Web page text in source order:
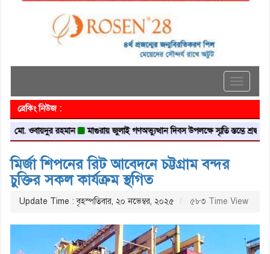
Toggle
ব্রেকিং নিউজ :
রহমান মাগুরায় জুলাই গণঅভ্যুত্থান দিবস উপলক্ষে স্মৃতি স্তম্ভে শ্রদ্ধা নিবেদন
মির্জা শিপনের রিট আবেদনে চট্টগ্রাম বন্দর
চুক্তির সকল কার্যক্রম স্থগিত
Update Time : বৃহস্পতিবার, ২০ নভেম্বর, ২০২৫ ৫৮৩ Time View